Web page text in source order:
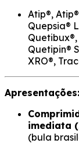
Atip®,
Quepsia®
Quetipin®
XRO®,
Apresentações:
imediata
(bula